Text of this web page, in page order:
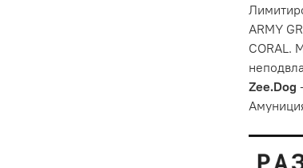
ARMY
CORAL.
Zee.Dog